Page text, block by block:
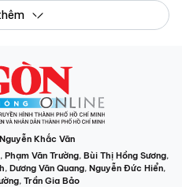
Nguyễn Khắc Văn
, Phạm Văn Trường, Bùi Thị Hồng Sương,
, Dương Văn Quang, Nguyễn Đức Hiển,
, Trần Gia Bảo